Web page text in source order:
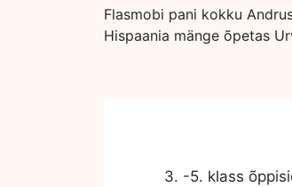
Flasmobi pani kokku
Hispaania mänge õpetas
3. -5. klass